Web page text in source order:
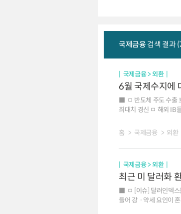
국제금융 검색 결과
국제금융 > 외환
6월 국제수지에
ㅁ 반도체 주도 수
최대치 경신 ㅁ 해외 IB들은 반도체 수출 호조에 기반한 대규모 경상수지 흑자가 지속될 것으로 전망하는 가운데, 외국인 주식자금 순유입 재개 가능성도
있어 외환수급 여건 개선
홈 국제금융 외환
국제금융 > 외환
최근 미 달러화
ㅁ [이슈] 달러인덱
들어 강ㆍ약세 요인이